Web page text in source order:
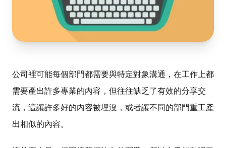
公司裡可能每個部門都需要與特定對象溝通，在工作上都
需要產出許多專業的內容，但往往缺乏了有效的分享交
流，這讓許多好的內容被埋沒，或者讓不同的部門重工產
出相似的內容。